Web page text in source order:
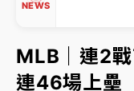
NEWS
數與撮合時間
才續任就飛美國
到來時引起我的好
MLB｜連2
連46場上壘